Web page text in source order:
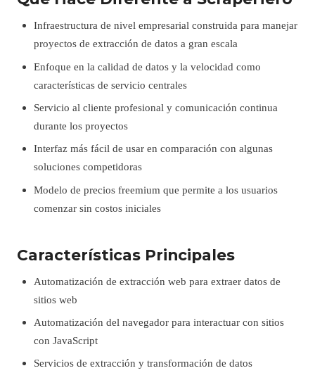
Infraestructura de nivel empresarial construida para manejar
proyectos de extracción de datos a gran escala
Enfoque en la calidad de datos y la velocidad como
características de servicio centrales
Servicio al cliente profesional y comunicación continua
durante los proyectos
Interfaz más fácil de usar en comparación con algunas
soluciones competidoras
Modelo de precios freemium que permite a los usuarios
comenzar sin costos iniciales
Características Principales
Automatización de extracción web para extraer datos de
sitios web
Automatización del navegador para interactuar con sitios
con JavaScript
Servicios de extracción y transformación de datos